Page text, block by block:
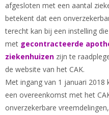
afgesloten met een aantal
betekent dat een
terecht kan bij een instelling
met gecontracteerde
ziekenhuizen zijn te
de website van het CAK.
Met ingang van 1 januari 2018
een overeenkomst met het
onverzekerbare